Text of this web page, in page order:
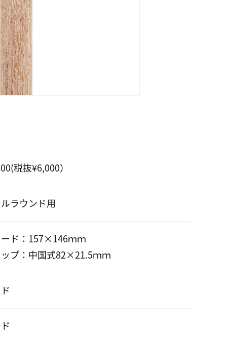
税抜¥6,000）
ラウンド用
ド：157×146ｍｍ
プ：中国式82×21.5ｍｍ